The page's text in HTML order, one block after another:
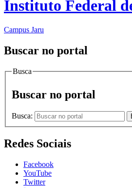
Instituto Federal
Campus Jaru
Buscar no portal
Busca
Buscar no portal
Busca:
Redes Sociais
Facebook
YouTube
Twitter